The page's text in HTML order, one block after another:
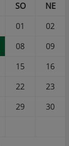
SO
NE
01
02
08
09
15
16
22
23
29
30